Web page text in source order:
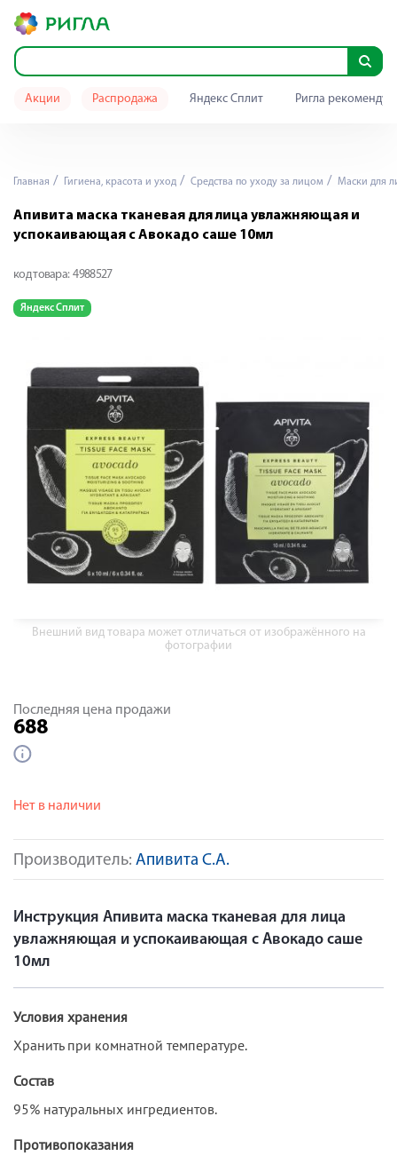
Акции Распродажа Яндекс Сплит Ригла
Главная Гигиена, красота и уход Средства по уходу за лицом Маски для
Апивита маска тканевая для лица увлажняющая и
успокаивающая с Авокадо саше 10мл
код товара: 4988527
Яндекс Сплит
Внешний вид товара может отличаться от изображённого на
фотографии
Производитель: Апивита С.А.
Последняя цена продажи
688
Нет в наличии
Инструкция Апивита маска тканевая для лица
увлажняющая и успокаивающая с Авокадо саше
10мл
Условия хранения
Хранить при комнатной температуре.
Состав
95% натуральных ингредиентов.
Противопоказания